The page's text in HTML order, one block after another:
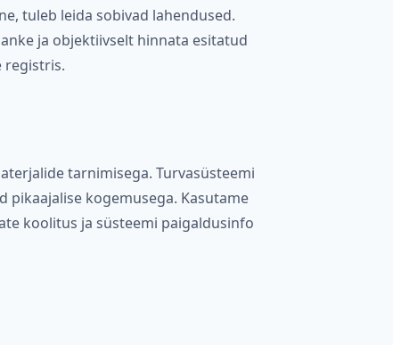
tuleb leida sobivad lahendused.
ja objektiivselt hinnata esitatud
registris.
tarnimisega. Turvasüsteemi
kogemusega. Kasutame
koolitus ja süsteemi paigaldusinfo